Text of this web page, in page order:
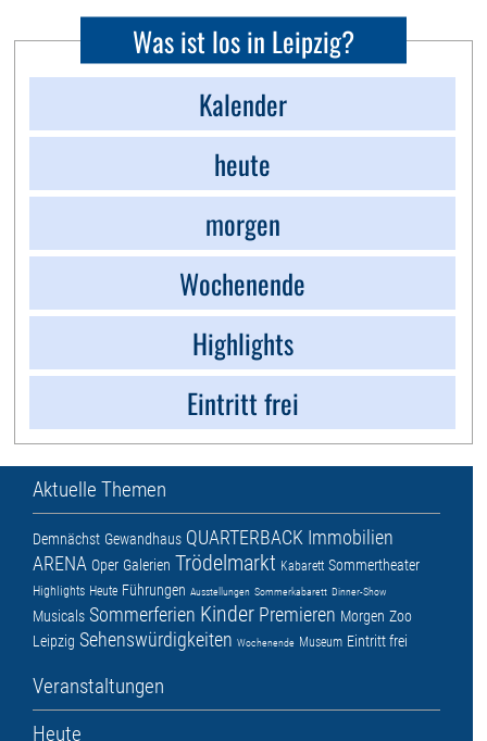
Was ist los in Leipzig?
Kalender
heute
morgen
Wochenende
Highlights
Eintritt frei
Aktuelle Themen
Demnächst Gewandhaus QUARTERBACK Immobilien
ARENA Oper Galerien Trödelmarkt Kabarett Sommertheater
Highlights Heute Führungen Ausstellungen Sommerkabarett Dinner-Show
Musicals Sommerferien Kinder Premieren Morgen Zoo
Leipzig Sehenswürdigkeiten Wochenende Museum Eintritt frei
Veranstaltungen
Heute